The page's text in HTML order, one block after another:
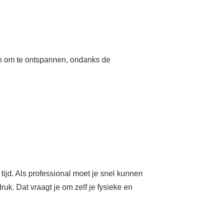
te ontspannen, ondanks de
Als professional moet je snel kunnen
Dat vraagt je om zelf je fysieke en